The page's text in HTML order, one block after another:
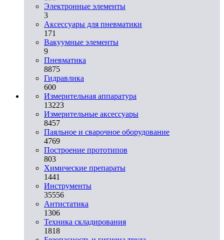
Электронные элементы
3
Аксессуары для пневматики
171
Вакуумные элементы
9
Пневматика
8875
Гидравлика
600
Измерительная аппаратура
13223
Измерительные аксессуары
8457
Паяльное и сварочное оборудование
4769
Построение прототипов
803
Химические препараты
1441
Инструменты
35556
Aнтистатика
1306
Техника складирования
1818